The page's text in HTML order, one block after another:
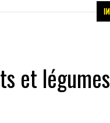
et légumes